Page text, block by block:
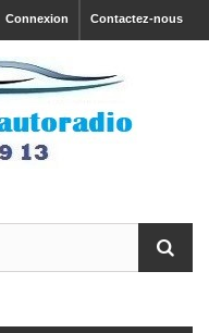
Contactez-nous
Connexion